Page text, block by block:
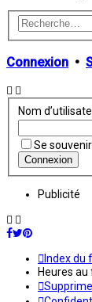
Connexion •
Nom
Se
Publicité
Index du
Heures